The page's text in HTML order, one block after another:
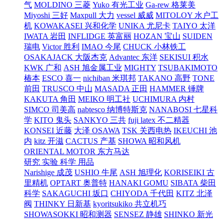
气 MOLDINO 三菱 Yuko 有光工业 Ga-rew 格莱美
Miyoshi 三好 Maxpull 大力 vessel 威威 MITOLOY 水户工
机 KOWAKASEI 兴和化学 UNIKA 尤尼卡 TAIYO 太洋
IWATA 岩田 INFLIDGE 英富丽 HOZAN 宝山 SUIDEN
瑞电 Victor 胜利 IMAO 今尾 CHUCK 小林铁工
OSAKAJACK 大阪杰克 Advantec 东洋 SEKISUI 积水
KWK 广和 ASH 旭金属工业 MIGHTY TSUBAKIMOTO
椿本 ESCO 喜一 nichiban 米琪邦 TAKANO 高野 TONE
前田 TRUSCO 中山 MASADA 正田 HAMMER 锤牌
KAKUTA 角田 MEIKO 明工社 UCHIMURA 内村
SIMCO 司美高 nabtesco 纳博特斯克 NANABOSI 七星科
学 KITO 鬼头 SANKYO 三共 fuji latex 不二精器
KONSEI 近藤 大泽 OSAWA TSK 关西电热 IKEUCHI 池
内 kitz 开滋 CACTUS 产基 SHOWA 昭和风机
ORIENTAL MOTOR 东方马达
研究 实验 科学 用品
Narishige 成茂 USHIO 牛尾 ASH 旭理化 KORISEIKI 古
里精机 OPTART 奥普特 HANAKI GOMU SIBATA 柴田
科学 SAKAGUCHI 坂口 CHIYODA 千代田 KITZ 北泽
阀 THINKY 日新基 kyoritsukiko 共立机巧
SHOWASOKKI 昭和测器 SENSEZ 静雄 SHINKO 新光